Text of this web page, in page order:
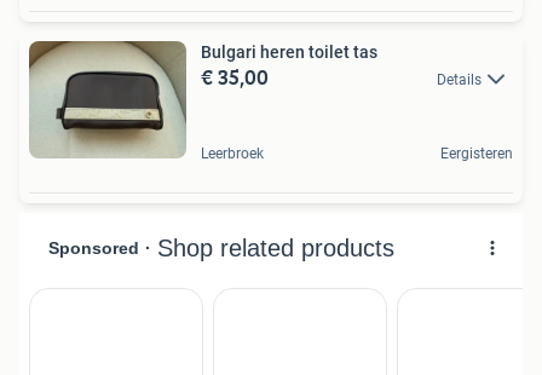
Bulgari heren toilet tas
€ 35,00 Details
Leerbroek Eergisteren